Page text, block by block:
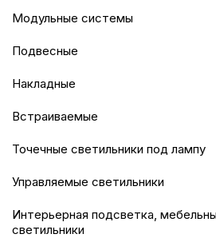
Модульные системы
Подвесные
Накладные
Встраиваемые
Точечные светильники под лампу
Управляемые светильники
Интерьерная подсветка, мебельные
светильники